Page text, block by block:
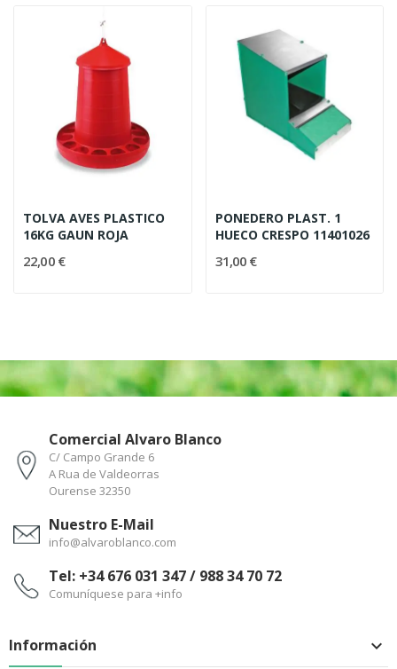
TOLVA AVES PLASTICO
16KG GAUN ROJA
22,00 €
PONEDERO PLAST. 1
HUECO CRESPO 11401026
31,00 €
Comercial Alvaro Blanco
C/ Campo Grande 6
A Rua de Valdeorras
Ourense 32350
Nuestro E-Mail
info@alvaroblanco.com
Tel: +34 676 031 347 / 988 34 70 72
Comuníquese para +info
Información 